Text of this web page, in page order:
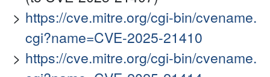
https://cve.mitre.org/cgi-bin/cvename.
cgi?name=CVE-2025-21410
https://cve.mitre.org/cgi-bin/cvename.